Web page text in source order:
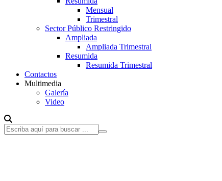
Mensual
Trimestral
Sector Público Restringido
Ampliada
Ampliada Trimestral
Resumida
Resumida Trimestral
Contactos
Multimedia
Galería
Video